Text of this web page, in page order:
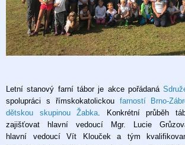
Letní stanový farní tábor je akce pořádaná
spolupráci s římskokatolickou
farností Brno-
dětskou skupinou Žabka . Konkrétní průběh
zajišťovat hlavní vedoucí Mgr. Lucie
hlavní vedoucí Vít Klouček a tým